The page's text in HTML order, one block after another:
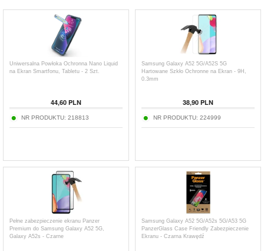
Uniwersalna Powłoka Ochronna Nano Liquid
na Ekran Smartfonu, Tabletu - 2 Szt.
44,60 PLN
NR PRODUKTU: 218813
Samsung Galaxy A52 5G/A52S 5G
Hartowane Szkło Ochronne na Ekran - 9H,
0.3mm
38,90 PLN
NR PRODUKTU: 224999
Pełne zabezpieczenie ekranu Panzer
Premium do Samsung Galaxy A52 5G,
Galaxy A52s - Czarne
Samsung Galaxy A52 5G/A52s 5G/A53 5G
PanzerGlass Case Friendly Zabezpieczenie
Ekranu - Czarna Krawędź